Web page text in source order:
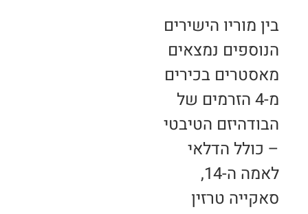
בין מוריו הישירים
הנוספים נמצאים
מאסטרים בכירים
מ-4 הזרמים של
הבודהיזם הטיבטי
– כולל הדלאי
לאמה ה-14,
סאקייה טרזין